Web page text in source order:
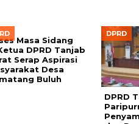
Masa Sidang
DPRD Tanjab
Serap Aspirasi
Desa
Buluh
DPRD
DPRD